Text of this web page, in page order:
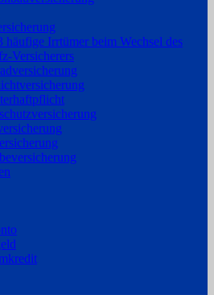
häufige Irrtümer beim Wechsel des
Versicherers